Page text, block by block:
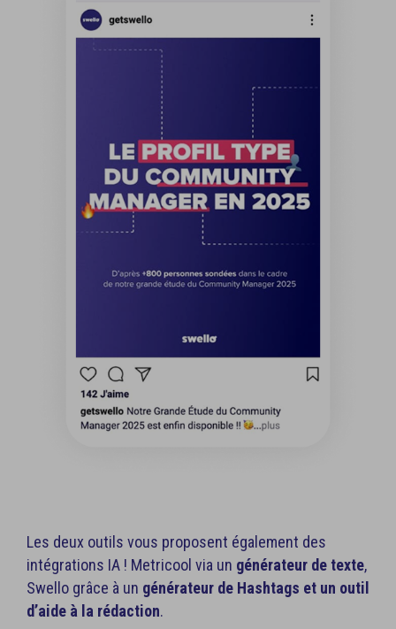
Les deux outils vous proposent également des
intégrations IA ! Metricool via un générateur de texte,
Swello grâce à un générateur de Hashtags et un outil
d’aide à la rédaction.